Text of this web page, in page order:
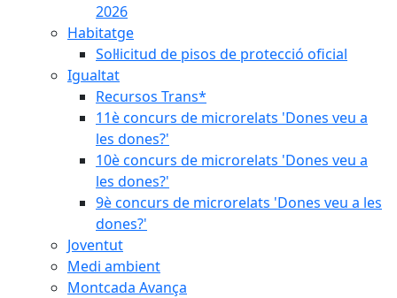
2026
Habitatge
Sol·licitud de pisos de protecció oficial
Igualtat
Recursos Trans*
11è concurs de microrelats 'Dones veu a
les dones?'
10è concurs de microrelats 'Dones veu a
les dones?'
9è concurs de microrelats 'Dones veu a les
dones?'
Joventut
Medi ambient
Montcada Avança